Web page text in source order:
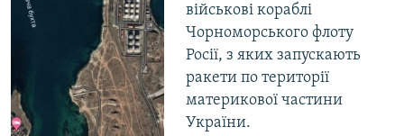
військові кораблі
Чорноморського флоту
Росії, з яких запускають
ракети по території
материкової частини
України.